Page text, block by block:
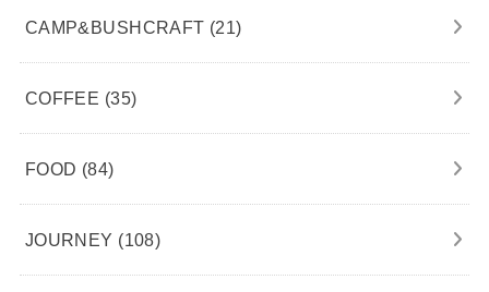
CAMP&BUSHCRAFT (21)
COFFEE (35)
FOOD (84)
JOURNEY (108)